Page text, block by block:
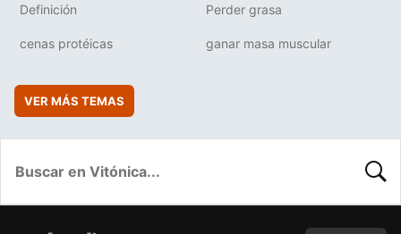
Definición Perder grasa
cenas protéicas ganar masa muscular
VER MÁS TEMAS